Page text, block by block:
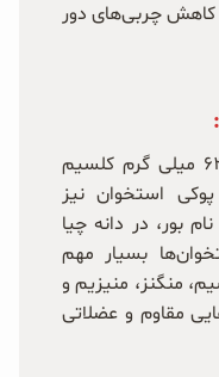
کاهش چربی‌های دور
۱۰۰ گرم از این محصول، حاوی ۶۳۱ میلی گرم کلسیم
استخوان نیز
بور، در دانه چیا
بسیار مهم
منگنز، منیزیم و
مقاوم و عضلاتی